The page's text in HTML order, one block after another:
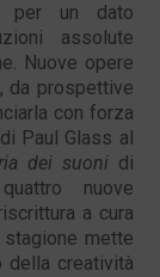
per un dato
assolute
Nuove opere
da prospettive
con forza
di Paul Glass al
dei suonidi
nuove
a cura
mette
della creatività